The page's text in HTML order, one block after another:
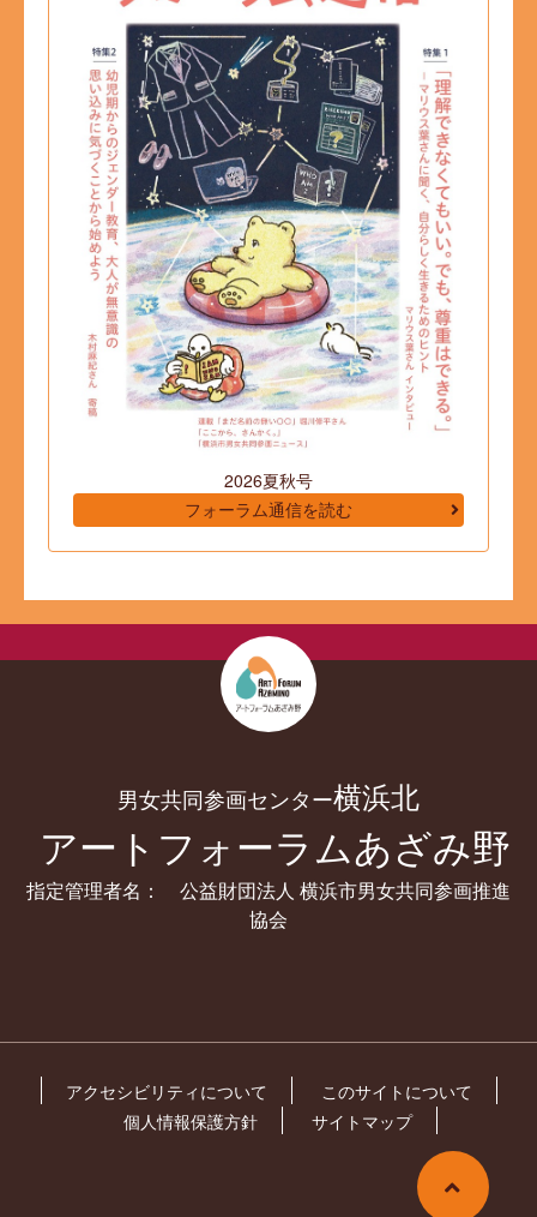
2026夏秋号
フォーラム通信を読む
男女共同参画センター横浜北
アートフォーラムあざみ野
指定管理者名： 公益財団法人 横浜市男女共同参画推進
協会
アクセシビリティについて
このサイトについて
個人情報保護方針
サイトマップ